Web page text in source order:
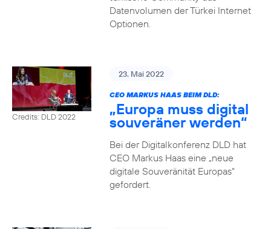
Datenvolumen der Türkei Internet
Optionen.
Credits: DLD 2022
23. Mai 2022
CEO MARKUS HAAS BEIM DLD:
„Europa muss digital
souveräner werden“
Bei der Digitalkonferenz DLD hat
CEO Markus Haas eine „neue
digitale Souveränität Europas“
gefordert.